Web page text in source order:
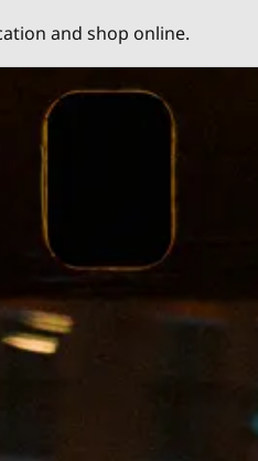
and shop online.